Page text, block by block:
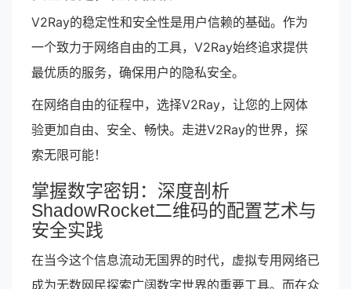
V2Ray的稳定性和安全性是用户信赖的基础。作为
一个致力于网络自由的工具，V2Ray始终追求提供
最优质的服务，确保用户的隐私安全。
在网络自由的征程中，选择V2Ray，让您的上网体
验更加自由、安全、畅快。走进V2Ray的世界，探
索无限可能！
掌握数字密钥：深度剖析
ShadowRocket二维码的配置艺术与
安全实践
在当今这个信息流动无国界的时代，虚拟专用网络已
成为无数网民探索广阔数字世界的重要工具。而在众